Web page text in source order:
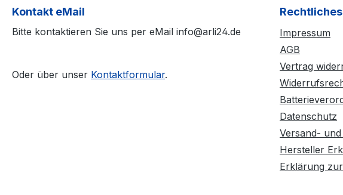
Kontakt eMail
Bitte kontaktieren Sie uns per eMail info@arli24.de
Oder über unser Kontaktformular.
Rechtliches
Impressum
AGB
Vertrag
Datenschutz
Versand-
Hersteller
Erklärung